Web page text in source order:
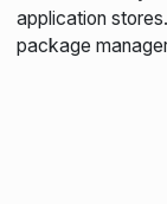
application
package